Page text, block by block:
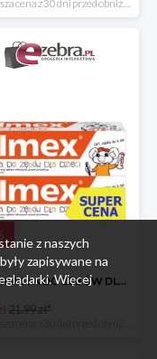
ELMEX PASTA DO ZĘBÓW DLA DZIECI 2PAK
21.99 zł*
z naszych
zapisywane na
Więcej